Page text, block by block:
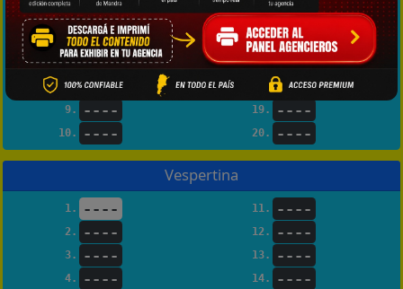
5. ---- 15. ----
6. ---- 16. ----
7. ---- 17. ----
8. ---- 18. ----
9. ---- 19. ----
10. ---- 20. ----
Vespertina
1. ---- 11. ----
2. ---- 12. ----
3. ---- 13. ----
4. ---- 14. ----